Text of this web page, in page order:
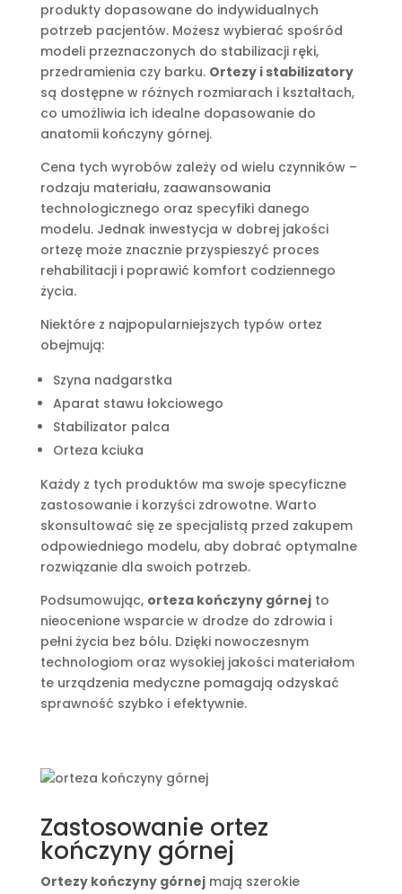
produkty dopasowane do indywidualnych
potrzeb pacjentów. Możesz wybierać spośród
modeli przeznaczonych do stabilizacji ręki,
przedramienia czy barku. Ortezy i stabilizatory
są dostępne w różnych rozmiarach i kształtach,
co umożliwia ich idealne dopasowanie do
anatomii kończyny górnej.
Cena tych wyrobów zależy od wielu czynników –
rodzaju materiału, zaawansowania
technologicznego oraz specyfiki danego
modelu. Jednak inwestycja w dobrej jakości
ortezę może znacznie przyspieszyć proces
rehabilitacji i poprawić komfort codziennego
życia.
Niektóre z najpopularniejszych typów ortez
obejmują:
Szyna nadgarstka
Aparat stawu łokciowego
Stabilizator palca
Orteza kciuka
Każdy z tych produktów ma swoje specyficzne
zastosowanie i korzyści zdrowotne. Warto
skonsultować się ze specjalistą przed zakupem
odpowiedniego modelu, aby dobrać optymalne
rozwiązanie dla swoich potrzeb.
Podsumowując, orteza kończyny górnejto
nieocenione wsparcie w drodze do zdrowia i
pełni życia bez bólu. Dzięki nowoczesnym
technologiom oraz wysokiej jakości materiałom
te urządzenia medyczne pomagają odzyskać
sprawność szybko i efektywnie.
Zastosowanie ortez
kończyny górnej
Ortezy kończyny górnejmają szerokie